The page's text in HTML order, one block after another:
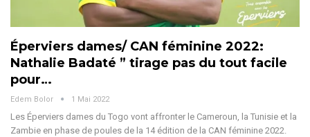
Éperviers dames/ CAN féminine 2022:
Nathalie Badaté ” tirage pas du tout facile
pour…
Edem Bolor 1 Mai 2022
Les Éperviers dames du Togo vont affronter le Cameroun, la Tunisie et la
Zambie en phase de poules de la 14 édition de la CAN féminine 2022.